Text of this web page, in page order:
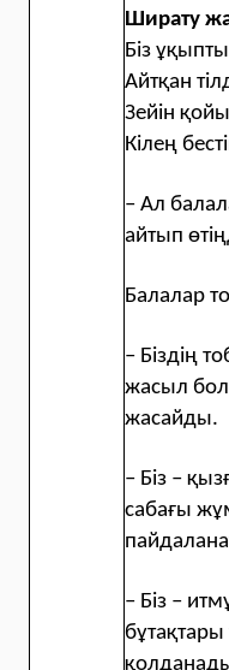
Ширату
Біз
Айтқан
Зейін
Кілең
– Ал
айтып
Балалар
– Біздің
жасыл
жасайды.
– Біз –
сабағы
– Біз –
бұтақтары